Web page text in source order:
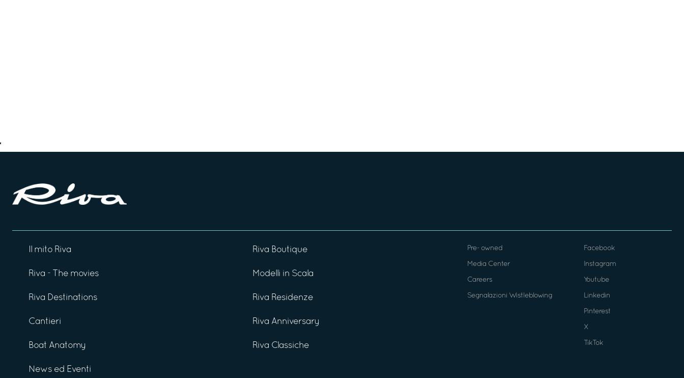
Il mito Riva
Riva - The movies
Riva Destinations
Cantieri
Boat Anatomy
News ed Eventi
Riva Boutique
Modelli in Scala
Riva Residenze
Riva Anniversary
Riva Classiche
Pre- owned
Media Center
Careers
Segnalazioni Wistleblowing
Facebook
Instagram
Youtube
Linkedin
Pinterest
X
TikTok